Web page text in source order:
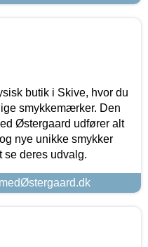
butik i Skive, hvor du
smykkemærker. Den
Østergaard udfører alt
nye unikke smykker
se deres udvalg.